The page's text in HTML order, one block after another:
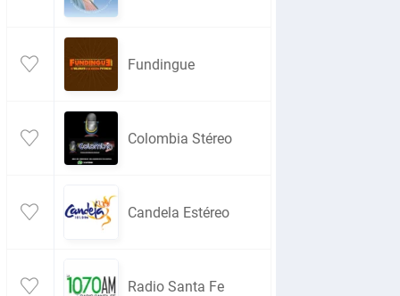
Fundingue
Colombia Stéreo
Candela Estéreo
Radio Santa Fe